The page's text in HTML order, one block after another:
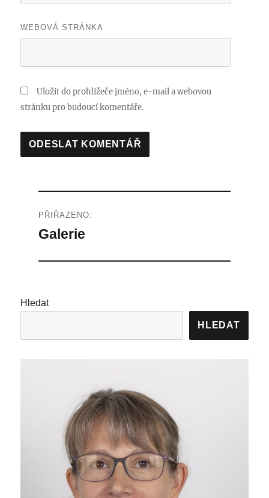
WEBOVÁ STRÁNKA
Uložit do prohlížeče jméno, e-mail a webovou
stránku pro budoucí komentáře.
pro
PŘIŘAZENO:
Galerie
Hledat
HLEDAT